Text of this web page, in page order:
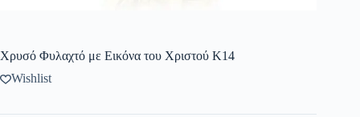
Χρυσό Φυλαχτό με Εικόνα του Χριστού Κ14
Wishlist